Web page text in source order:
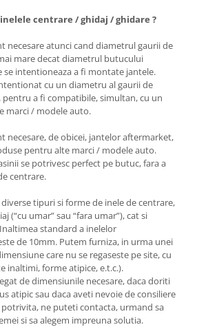
centrare / ghidaj / ghidare ?
necesare atunci cand diametrul gaurii de
mare decat diametrul butucului
intentioneaza a fi montate jantele.
cu un diametru al gaurii de
a fi compatibile, simultan, cu un
marci / modele auto.
necesare, de obicei, jantelor aftermarket,
pentru alte marci / modele auto.
se potrivesc perfect pe butuc, fara a
centrare.
tipuri si forme de inele de centrare,
(“cu umar” sau “fara umar”), cat si
standard a inelelor
de 10mm. Putem furniza, in urma unei
care nu se regaseste pe site, cu
inaltimi, forme atipice, e.t.c.).
de dimensiunile necesare, daca doriti
atipic sau daca aveti nevoie de consiliere
potrivita, ne puteti contacta, urmand sa
si sa alegem impreuna solutia.